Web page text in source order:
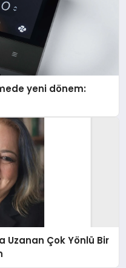
yeni dönem:
Uzanan Çok Yönlü Bir